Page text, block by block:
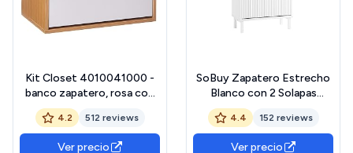
Kit Closet 4010041000 -
banco zapatero, rosa con
cojín blanco, 50 x 46 x 29.5
4.2 512 reviews
Ver precio
SoBuy Zapatero Estrecho
Blanco con 2 Solapas
Mueble Zapatero Entrada
Recibidor, Armario de
Madera para Pasillo
4.4 152 reviews
Ver precio